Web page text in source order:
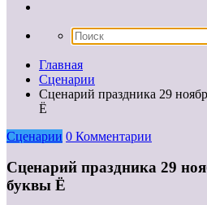
Главная
Сценарии
Сценарий праздника 29
Ё
Сценарии 0 Комментарии
Сценарий праздника 29
буквы Ё